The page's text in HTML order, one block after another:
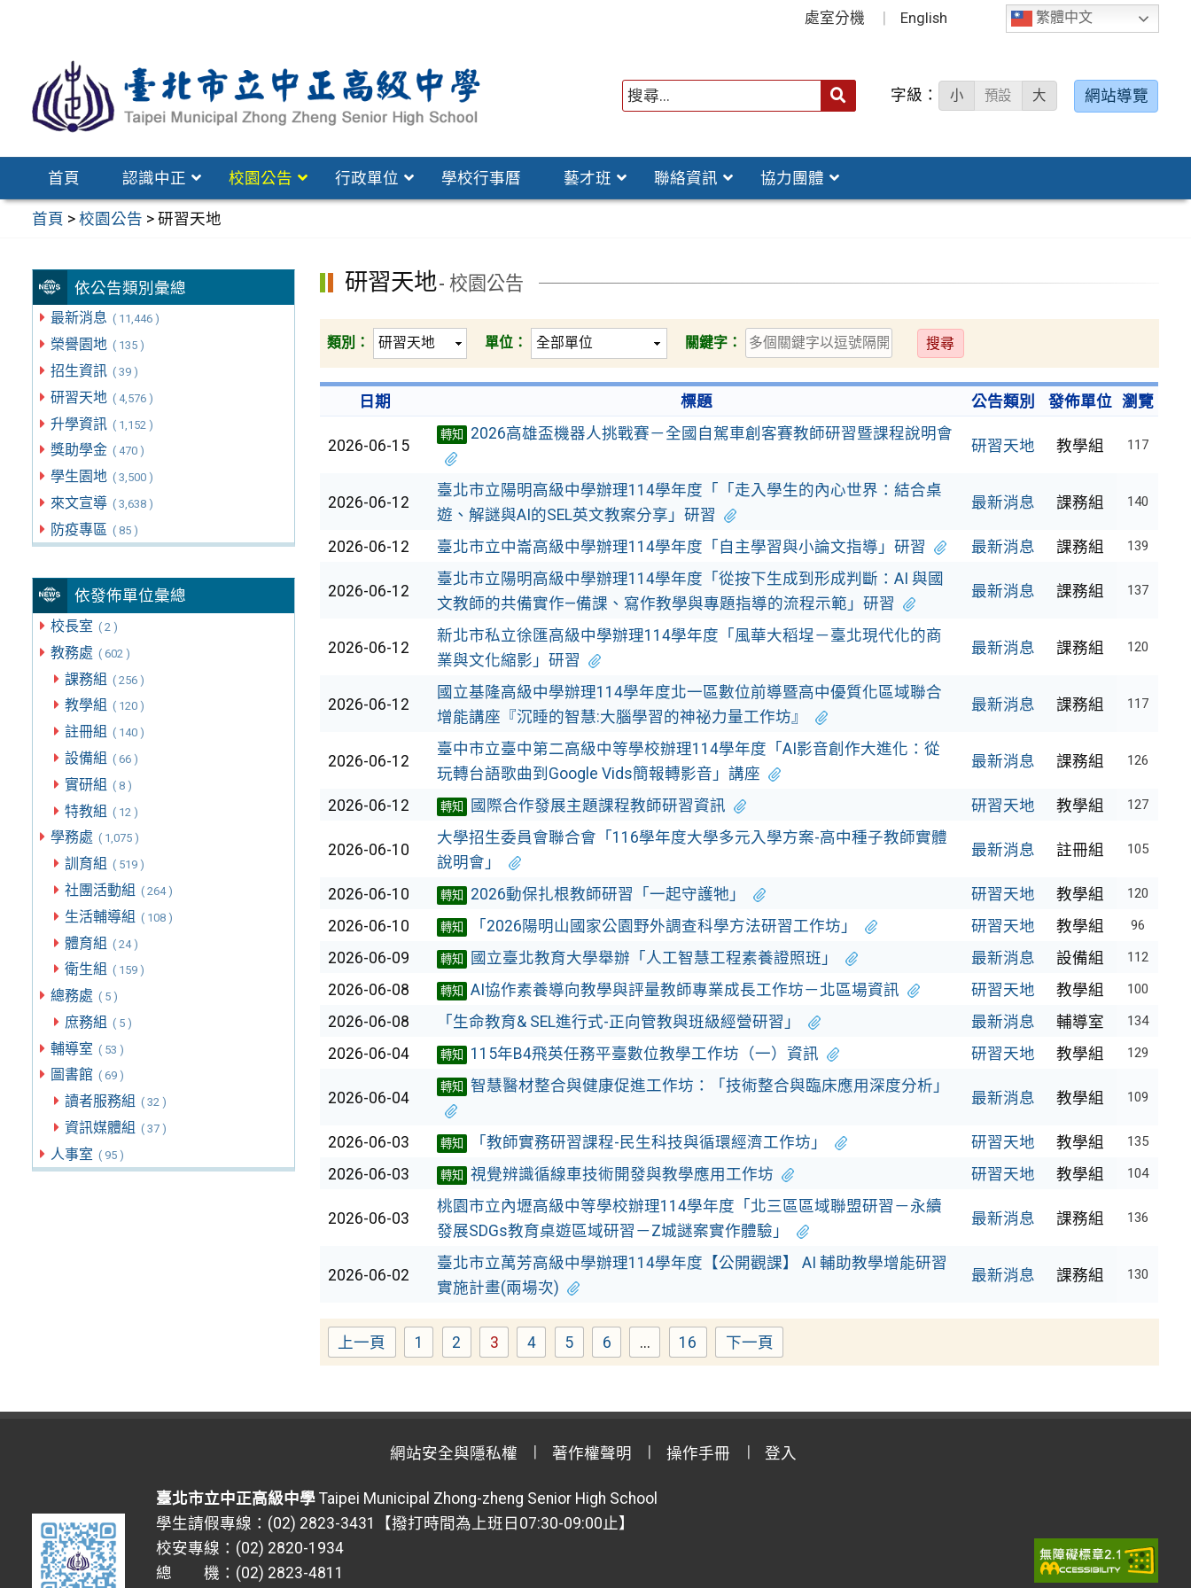
區
繁體中文
處室分機 English
字級： 小 預設 大 網站導覽
首頁 認識中正 校園公告 行政單位 學校行事曆 藝才班 聯絡資訊 協力團體
首頁 >校園公告 >研習天地
依公告類別彙總
最新消息 ( 11,446 )
榮譽園地 ( 135 )
招生資訊 ( 39 )
研習天地 ( 4,576 )
升學資訊 ( 1,152 )
獎助學金 ( 470 )
學生園地 ( 3,500 )
來文宣導 ( 3,638 )
防疫專區 ( 85 )
依發佈單位彙總
校長室 ( 2 )
教務處 ( 602 )
課務組 ( 256 )
教學組 ( 120 )
註冊組 ( 140 )
設備組 ( 66 )
實研組 ( 8 )
特教組 ( 12 )
學務處 ( 1,075 )
訓育組 ( 519 )
社團活動組 ( 264 )
生活輔導組 ( 108 )
體育組 ( 24 )
衛生組 ( 159 )
總務處 ( 5 )
庶務組 ( 5 )
輔導室 ( 53 )
圖書館 ( 69 )
讀者服務組 ( 32 )
資訊媒體組 ( 37 )
人事室 ( 95 )
研習天地- 校園公告
類別： 單位： 關鍵字：
送
出
日期 標題 公告類別 發佈單位 瀏覽
2026-06-15
轉知 2026高雄盃機器人挑戰賽－全國自駕車創客賽教師研習暨課程說明會
研習天地 教學組 117
2026-06-12
臺北市立陽明高級中學辦理114學年度「「走入學生的內心世界：結合桌
遊、解謎與AI的SEL英文教案分享」研習
最新消息 課務組 140
2026-06-12 臺北市立中崙高級中學辦理114學年度「自主學習與小論文指導」研習 最新消息 課務組 139
2026-06-12
臺北市立陽明高級中學辦理114學年度「從按下生成到形成判斷：AI 與國
文教師的共備實作—備課、寫作教學與專題指導的流程示範」研習
最新消息 課務組 137
2026-06-12
新北市私立徐匯高級中學辦理114學年度「風華大稻埕－臺北現代化的商
業與文化縮影」研習
最新消息 課務組 120
2026-06-12
國立基隆高級中學辦理114學年度北一區數位前導暨高中優質化區域聯合
增能講座『沉睡的智慧:大腦學習的神祕力量工作坊』
最新消息 課務組 117
2026-06-12
臺中市立臺中第二高級中等學校辦理114學年度「AI影音創作大進化：從
玩轉台語歌曲到Google Vids簡報轉影音」講座
最新消息 課務組 126
2026-06-12 轉知 國際合作發展主題課程教師研習資訊 研習天地 教學組 127
2026-06-10
大學招生委員會聯合會「116學年度大學多元入學方案-高中種子教師實體
說明會」
最新消息 註冊組 105
2026-06-10 轉知 2026動保扎根教師研習「一起守護牠」 研習天地 教學組 120
2026-06-10 轉知 「2026陽明山國家公園野外調查科學方法研習工作坊」 研習天地 教學組 96
2026-06-09 轉知 國立臺北教育大學舉辦「人工智慧工程素養證照班」 最新消息 設備組 112
2026-06-08 轉知 AI協作素養導向教學與評量教師專業成長工作坊－北區場資訊 研習天地 教學組 100
2026-06-08 「生命教育& SEL進行式-正向管教與班級經營研習」 最新消息 輔導室 134
2026-06-04 轉知 115年B4飛英任務平臺數位教學工作坊（一）資訊 研習天地 教學組 129
2026-06-04
轉知 智慧醫材整合與健康促進工作坊：「技術整合與臨床應用深度分析」
最新消息 教學組 109
2026-06-03 轉知 「教師實務研習課程-民生科技與循環經濟工作坊」 研習天地 教學組 135
2026-06-03 轉知 視覺辨識循線車技術開發與教學應用工作坊 研習天地 教學組 104
2026-06-03
桃園市立內壢高級中等學校辦理114學年度「北三區區域聯盟研習－永續
發展SDGs教育桌遊區域研習－Z城謎案實作體驗」
最新消息 課務組 136
2026-06-02
臺北市立萬芳高級中學辦理114學年度【公開觀課】 AI 輔助教學增能研習
實施計畫(兩場次)
最新消息 課務組 130
上一頁 Page
1 Page
2 Page
3 Page
4 Page
5 Page
6 ... Page
16 下一頁
網站安全與隱私權 著作權聲明 操作手冊 登入
臺北市立中正高級中學 Taipei Municipal Zhong-zheng Senior High School
學生請假專線：(02) 2823-3431【撥打時間為上班日07:30-09:00止】
校安專線：(02) 2820-1934
總 機：(02) 2823-4811